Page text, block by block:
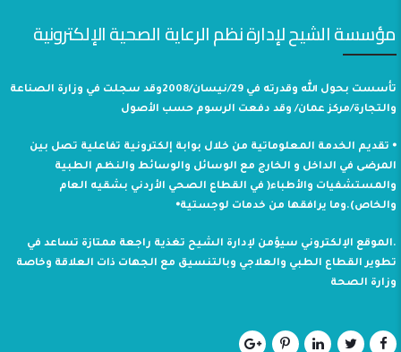
مؤسسة الشيح لإدارة نظم الرعاية الصحية الإلكترونية
تأسست بحول الله وقدرته في 29/نيسان/2008وقد سجلت في وزارة الصناعة
والتجارة/مركز عمان/ وقد دفعت الرسوم حسب الأصول
⦁ تقديم الخدمة المعلوماتية من خلال بوابة إلكترونية تفاعلية تصل بين
المرضى في الداخل و الخارج مع الوسائل والوسائط والنظم الطبية
والمستشفيات والأطباء( في القطاع الصحي الأردني بشقيه العام
والخاص).وما يرافقها من خدمات لوجستية⦁
.الموقع الإلكتروني سيؤمن لإدارة الشيح تغذية راجعة ممتازة تساعد في
تطوير القطاع الطبي والعلاجي وبالتنسيق مع الجهات ذات العلاقة وخاصة
وزارة الصحة